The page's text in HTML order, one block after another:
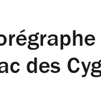
des